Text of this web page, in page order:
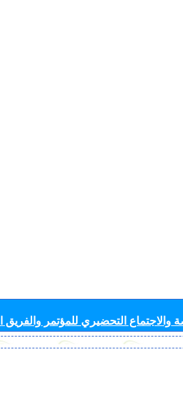
والاجتماع التحضيري للمؤتمر والفريق